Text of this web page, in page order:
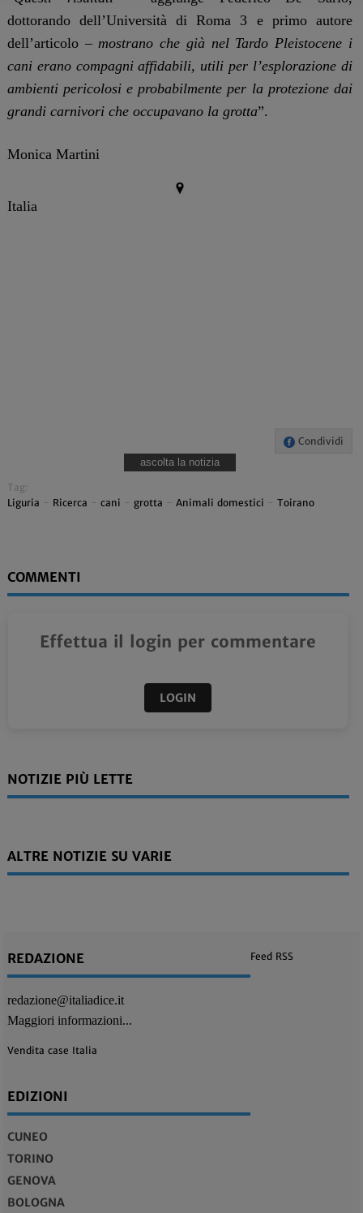
dottorando dell’Università di Roma 3 e primo autore
dell’articolo – mostrano che già nel Tardo Pleistocene i
cani erano compagni affidabili, utili per l’esplorazione di
ambienti pericolosi e probabilmente per la protezione dai
grandi carnivori che occupavano la grotta”.
Monica Martini
Italia
Condividi
ascolta la notizia
Tag:
Liguria - Ricerca - cani - grotta - Animali domestici - Toirano
COMMENTI
Effettua il login per commentare
LOGIN
NOTIZIE PIÙ LETTE
ALTRE NOTIZIE SU VARIE
REDAZIONE
redazione@italiadice.it
Maggiori informazioni...
Vendita case Italia
EDIZIONI
CUNEO
TORINO
GENOVA
BOLOGNA
Feed RSS